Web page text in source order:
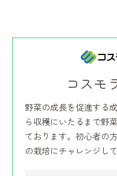
コスモ
野菜の成長を促進する
ら収穫にいたるまで野
ております。初心者の
の栽培にチャレンジし